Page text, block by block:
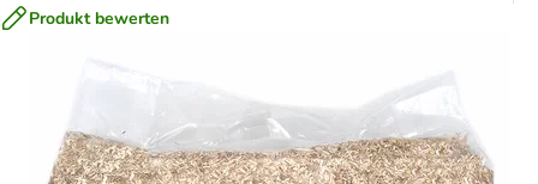
Produkt bewerten